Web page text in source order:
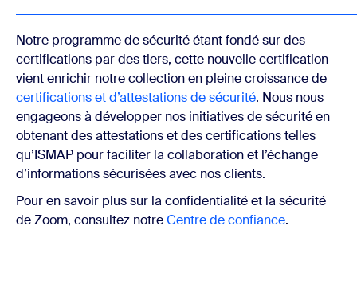
Notre programme de sécurité étant fondé sur des
certifications par des tiers, cette nouvelle certification
vient enrichir notre collection en pleine croissance de
certifications et d’attestations de sécurité. Nous nous
engageons à développer nos initiatives de sécurité en
obtenant des attestations et des certifications telles
qu’ISMAP pour faciliter la collaboration et l’échange
d’informations sécurisées avec nos clients.
Pour en savoir plus sur la confidentialité et la sécurité
de Zoom, consultez notreCentre de confiance.